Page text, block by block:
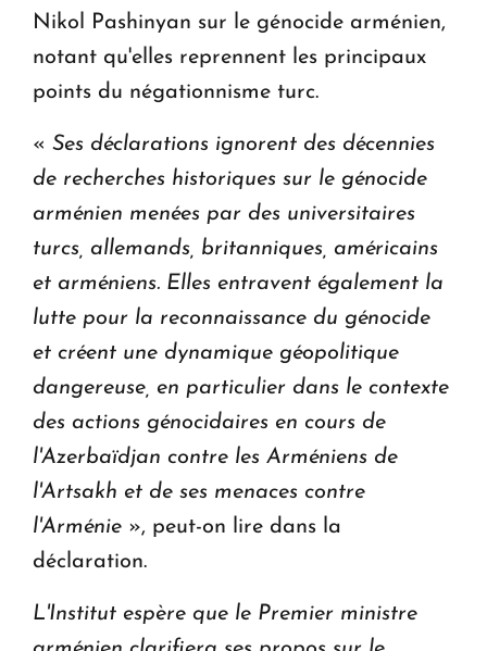
Nikol Pashinyan sur le génocide arménien,
notant qu'elles reprennent les principaux
points du négationnisme turc.
« Ses déclarations ignorent des décennies
de recherches historiques sur le génocide
arménien menées par des universitaires
turcs, allemands, britanniques, américains
et arméniens. Elles entravent également la
lutte pour la reconnaissance du génocide
et créent une dynamique géopolitique
dangereuse, en particulier dans le contexte
des actions génocidaires en cours de
l'Azerbaïdjan contre les Arméniens de
l'Artsakh et de ses menaces contre
l'Arménie », peut-on lire dans la
déclaration.
L'Institut espère que le Premier ministre